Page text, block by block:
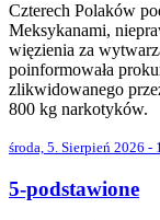
Czterech Polaków
Meksykanami,
więzienia za
poinformowała
zlikwidowanego
800 kg narkotyków.
środa, 5. Sierpień 2026 -
5-podstawione